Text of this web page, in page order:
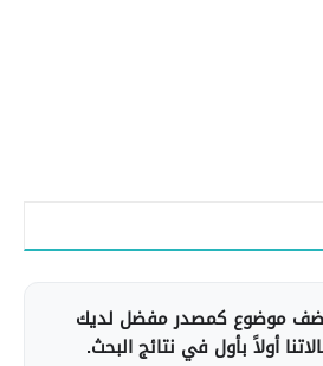
أضف موضوع كمصدر مفضل لديك
أولاً بأول في نتائج البحث.